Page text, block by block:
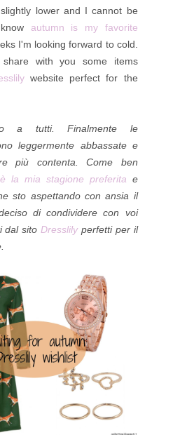
lower and I cannot be
autumn is my favorite
I'm looking forward to cold.
with you some items
website perfect for the
a tutti. Finalmente le
leggermente abbassate e
più contenta. Come ben
la mia stagione preferita e
sto aspettando con ansia il
di condividere con voi
dal sito Dresslilyperfetti per il